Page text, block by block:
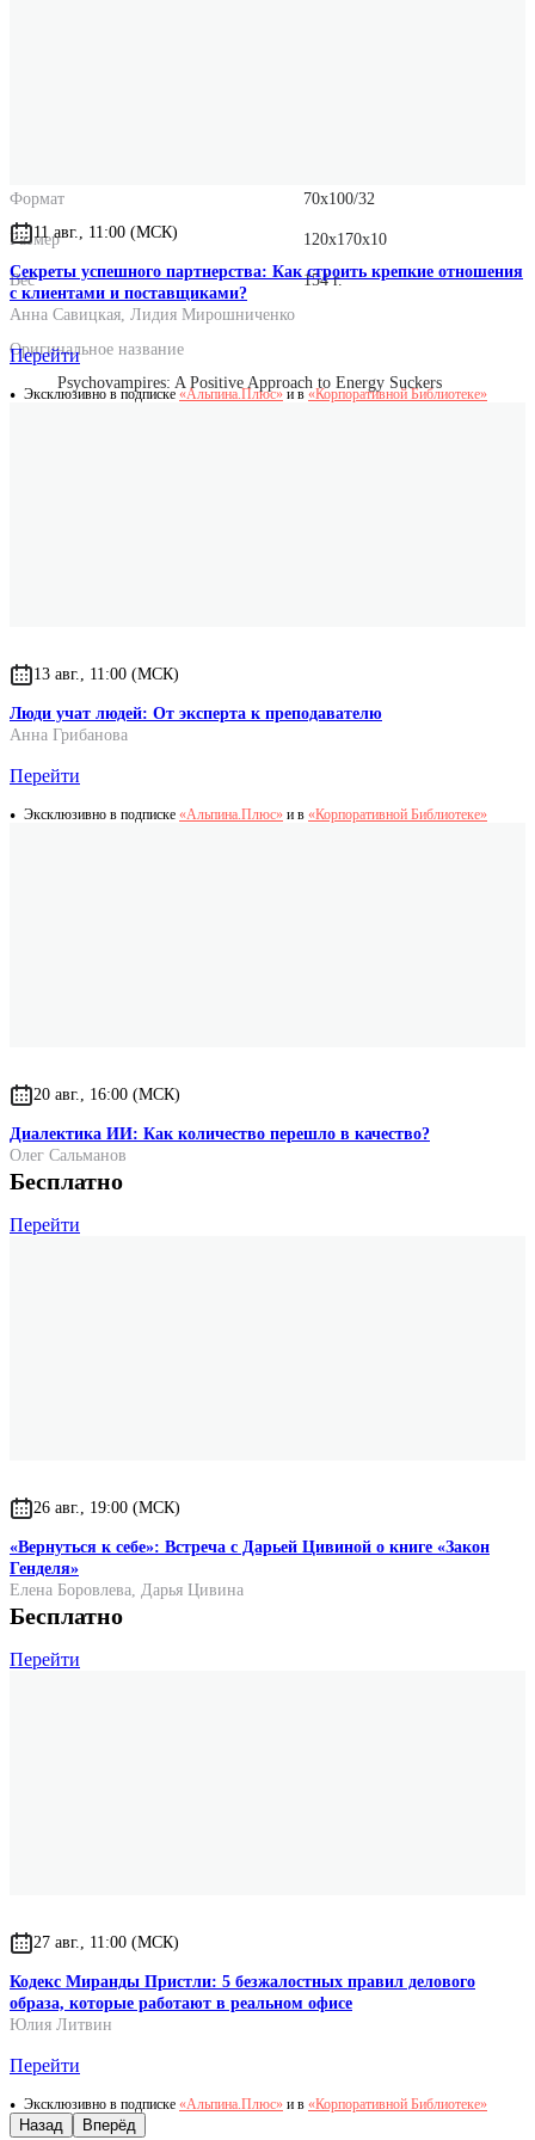
Формат 70x100/32
Размер 120x170x10
Вес 154 г.
Оригинальное название
Psychovampires: A Positive Approach to Energy Suckers
11 авг., 11:00 (МСК)
Секреты успешного партнерства: Как строить крепкие отношения
с клиентами и поставщиками?
Анна Савицкая, Лидия Мирошниченко
Перейти
Эксклюзивно в подписке «Альпина.Плюс» и в «Корпоративной Библиотеке»
13 авг., 11:00 (МСК)
Люди учат людей: От эксперта к преподавателю
Анна Грибанова
Перейти
Эксклюзивно в подписке «Альпина.Плюс» и в «Корпоративной Библиотеке»
20 авг., 16:00 (МСК)
Диалектика ИИ: Как количество перешло в качество?
Олег Сальманов
Бесплатно
Перейти
26 авг., 19:00 (МСК)
«Вернуться к себе»: Встреча с Дарьей Цивиной о книге «Закон
Генделя»
Елена Боровлева, Дарья Цивина
Бесплатно
Перейти
27 авг., 11:00 (МСК)
Кодекс Миранды Пристли: 5 безжалостных правил делового
образа, которые работают в реальном офисе
Юлия Литвин
Перейти
Эксклюзивно в подписке «Альпина.Плюс» и в «Корпоративной Библиотеке»
Назад Вперёд